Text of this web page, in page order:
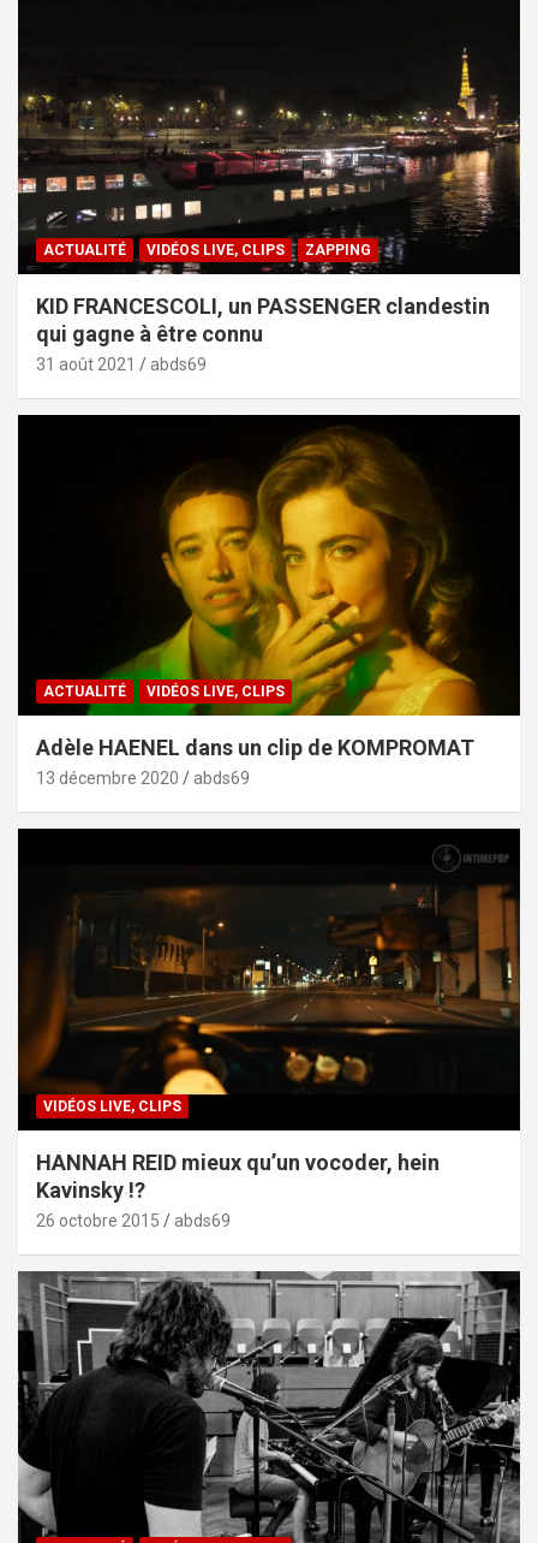
ACTUALITÉ VIDÉOS LIVE, CLIPS ZAPPING
KID FRANCESCOLI, un PASSENGER clandestin
qui gagne à être connu
31 août 2021 abds69
ACTUALITÉ VIDÉOS LIVE, CLIPS
Adèle HAENEL dans un clip de KOMPROMAT
13 décembre 2020 abds69
VIDÉOS LIVE, CLIPS
HANNAH REID mieux qu’un vocoder, hein
Kavinsky !?
26 octobre 2015 abds69